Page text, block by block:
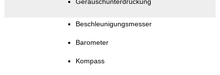
Beschleunigungsmesser
Barometer
Kompass